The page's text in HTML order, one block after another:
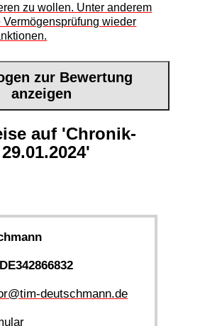
zu wollen. Unter anderem
wieder
zur Bewertung
anzeigen
auf 'Chronik-
deutschmann.de